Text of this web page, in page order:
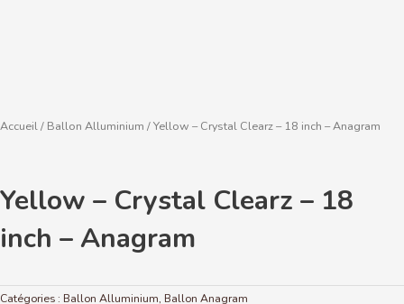
Accueil/ Ballon Alluminium / Yellow – Crystal Clearz – 18 inch – Anagram
Yellow – Crystal Clearz – 18
inch – Anagram
Catégories : Ballon Alluminium, Ballon Anagram